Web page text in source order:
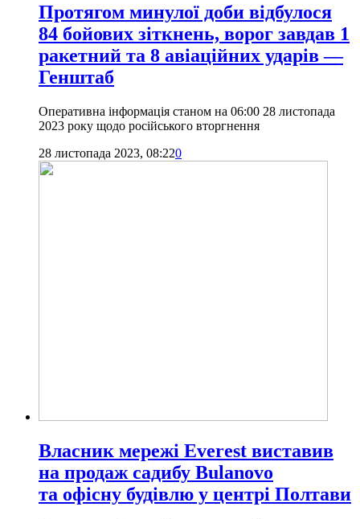
Протягом минулої доби відбулося
84 бойових зіткнень, ворог завдав 1
ракетний та 8 авіаційних ударів —
Генштаб
Оперативна інформація станом на 06:00 28 листопада
2023 року щодо російського вторгнення
28 листопада 2023, 08:220
Власник мережі Everest виставив
на продаж садибу Bulanovo
та офісну будівлю у центрі Полтави